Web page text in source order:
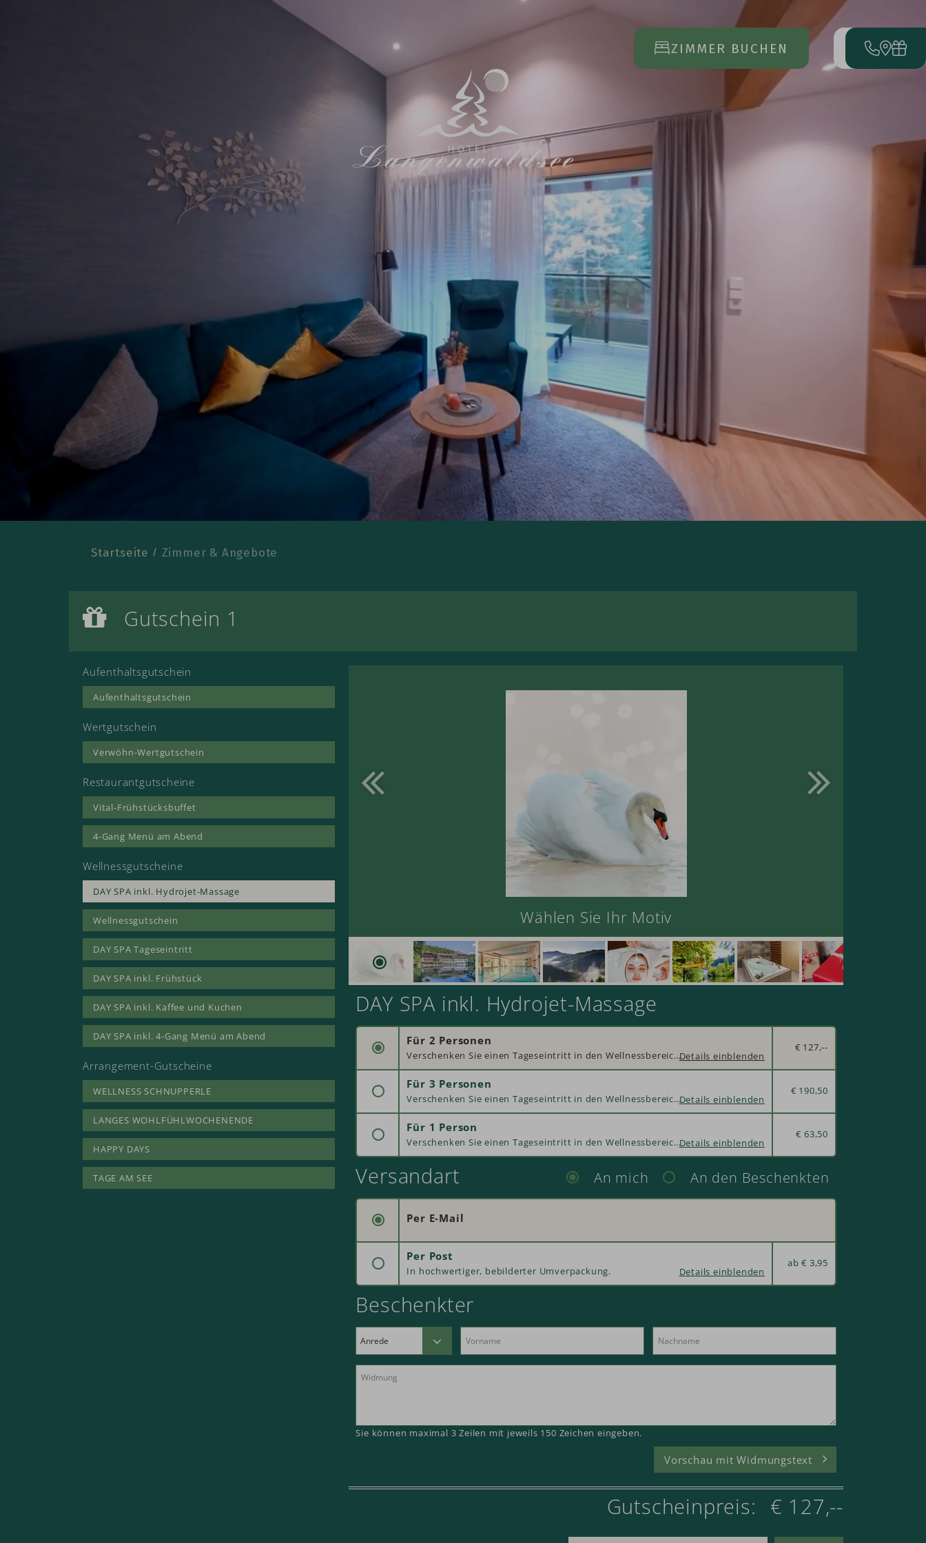
ÖFFNET
DAS
MENÜ
ZIMMER BUCHEN
ANREISE
17
AUG
ABREISE
23
URLAUB BUCHEN
ANFRAGEN
Startseite Zimmer & Angebote
Gutschein 1
DAY SPA inkl. Hydrojet-Massage
Gutschein 1
Aufenthaltsgutschein
Aufenthaltsgutschein
Wertgutschein
Verwöhn-Wertgutschein
Restaurantgutscheine
Vital-Frühstücksbuffet
4-Gang Menü am Abend
Wellnessgutscheine
DAY SPA inkl. Hydrojet-Massage
Wellnessgutschein
DAY SPA Tageseintritt
DAY SPA inkl. Frühstück
DAY SPA inkl. Kaffee und Kuchen
DAY SPA inkl. 4-Gang Menü am Abend
Arrangement-Gutscheine
WELLNESS SCHNUPPERLE
LANGES WOHLFÜHLWOCHENENDE
HAPPY DAYS
TAGE AM SEE
Wählen Sie Ihr Motiv
DAY SPA inkl. Hydrojet-Massage
€ 127,--
Für 2 Personen
Details einblenden
Verschenken Sie einen Tageseintritt in den Wellnessbereich mit einer 20-minütigen Hydrojet-Massage.
Lassen Sie die Seele in unserem SPA am See baumeln mit Schwimmbad, Finnische Panorama Sauna, Sanarium, Salzgrotte, Infrarot-Kabine, Aroma-Dampfbad, temperierte Wasserbetten, Ruhebereiche, Vital-Stationen, Wärmebank, Freiluftbereich „Wald SPA“ mit Schwalleimer, Himmelsliegen sowie Relax-Liegen außen am See und entspannen Sie bei einer 20-minütigen Hydrojet-Massage pro Person.
€ 190,50
Für 3 Personen
Details einblenden
Verschenken Sie einen Tageseintritt in den Wellnessbereich mit einer 20-minütigen Hydrojet-Massage.
Lassen Sie die Seele in unserem SPA am See baumeln mit Schwimmbad, Finnische Panorama Sauna, Sanarium, Salzgrotte, Infrarot-Kabine, Aroma-Dampfbad, temperierte Wasserbetten, Ruhebereiche, Vital-Stationen, Wärmebank, Freiluftbereich „Wald SPA“ mit Schwalleimer, Himmelsliegen sowie Relax-Liegen außen am See und entspannen Sie bei einer 20-minütigen Hydrojet-Massage pro Person.
€ 63,50
Für 1 Person
Details einblenden
Verschenken Sie einen Tageseintritt in den Wellnessbereich mit einer 20-minütigen Hydrojet-Massage.
Lassen Sie die Seele in unserem SPA am See baumeln mit Schwimmbad, Finnische Panorama Sauna, Sanarium, Salzgrotte, Infrarot-Kabine, Aroma-Dampfbad, temperierte Wasserbetten, Ruhebereiche, Vital-Stationen, Wärmebank, Freiluftbereich „Wald SPA“ mit Schwalleimer, Himmelsliegen sowie Relax-Liegen außen am See und entspannen Sie bei einer 20-minütigen Hydrojet-Massage pro Person.
Versandart An den Beschenkten
An mich
Per E-Mail
ab € 3,95
Per Post
Details einblenden
In hochwertiger, bebilderter Umverpackung.
Deutschland: € 3,95
Frankreich: € 4,95
Schweiz: € 4,95
Österreich: € 4,95
Luxemburg: € 4,95
Belgien: € 4,95
Beschenkter
Sie können maximal 3 Zeilen mit jeweils 150 Zeichen eingeben.
Vorschau mit Widmungstext
Gutscheinpreis: € 127,--